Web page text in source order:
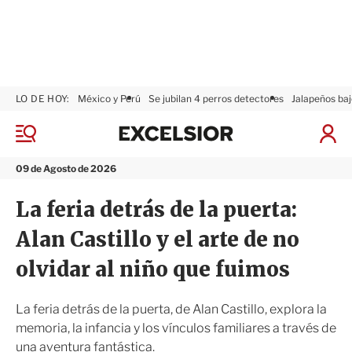
M
n
09 de Agosto de 2026
LO DE HOY: México y Perú Se jubilan 4 perros detectores Jalapeños
I
x
i
r
La feria detrás de la puerta:
Alan Castillo y el arte de no
olvidar al niño que fuimos
La feria detrás de la puerta, de Alan Castillo, explora la
memoria, la infancia y los vínculos familiares a través de
una aventura fantástica.